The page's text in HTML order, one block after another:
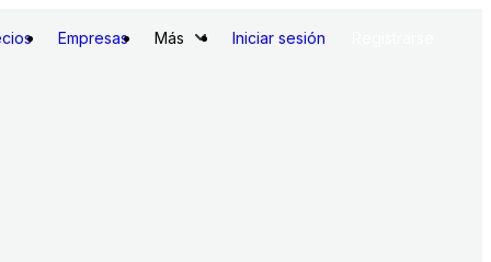
Empresas Más Iniciar sesión